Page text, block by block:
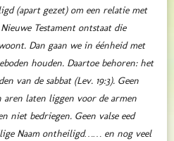
(apart gezet) om een relatie met
Testament ontstaat die
Dan gaan we in éénheid met
houden. Daartoe behoren: het
van de sabbat (Lev. 19:3). Geen
aren laten liggen voor de armen
niet bedriegen. Geen valse eed
Naam ontheiligd…… en nog veel